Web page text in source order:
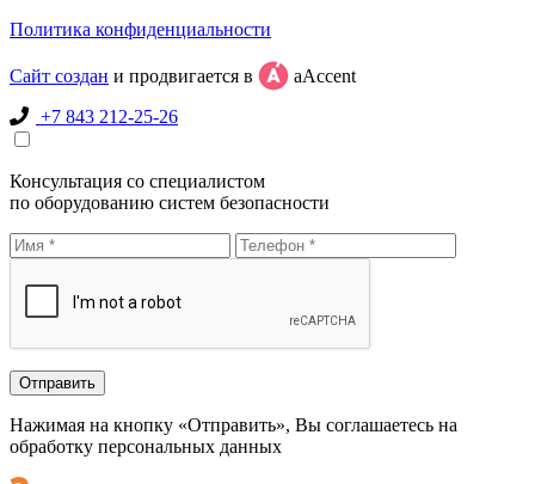
Политика конфиденциальности
Сайт создан и продвигается в
aAccent
+7 843 212-25-26
Консультация со специалистом
по оборудованию систем безопасности
Нажимая на кнопку «Отправить», Вы соглашаетесь на
обработку персональных данных